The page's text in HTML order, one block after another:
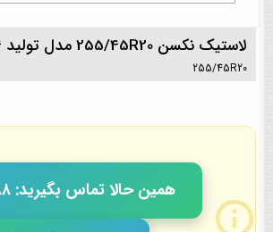
لاستیک نکسن 255/45R20 مدل تولید 2024
255/45R20
همین حالا تماس بگیرید: ٠٩١٢١١٢٧٨٨٨